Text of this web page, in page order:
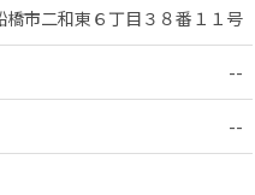
橋市二和東６丁目３８番１１号
--
--